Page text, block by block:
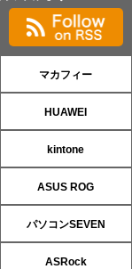
マカフィー
HUAWEI
kintone
ASUS ROG
パソコンSEVEN
ASRock